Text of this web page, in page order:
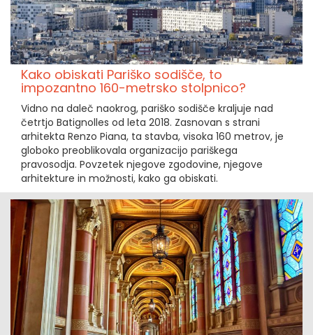
Kako obiskati Pariško sodišče, to
impozantno 160-metrsko stolpnico?
Vidno na daleč naokrog, pariško sodišče kraljuje nad
četrtjo Batignolles od leta 2018. Zasnovan s strani
arhitekta Renzo Piana, ta stavba, visoka 160 metrov, je
globoko preoblikovala organizacijo pariškega
pravosodja. Povzetek njegove zgodovine, njegove
arhitekture in možnosti, kako ga obiskati.